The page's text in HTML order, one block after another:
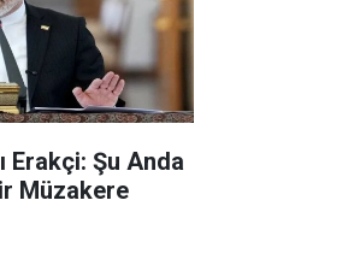
Erakçi: Şu Anda
Müzakere